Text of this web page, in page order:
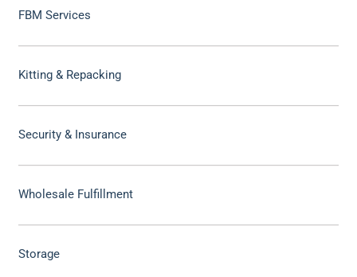
FBM Services
Kitting & Repacking
Security & Insurance
Wholesale Fulfillment
Storage